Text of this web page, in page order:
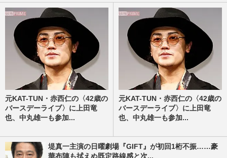
元KAT-TUN・赤西仁の〈42歳の
バースデーライブ〉に上田竜
也、中丸雄一も参加...
元KAT-TUN・赤西仁の〈42歳の
バースデーライブ〉に上田竜
也、中丸雄一も参加...
堤真一主演の日曜劇場『GIFT』が初回1桁不振……豪
華布陣も拭えぬ既定路線感と次...